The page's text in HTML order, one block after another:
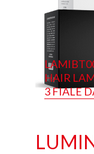
HAIR
3 FIALE